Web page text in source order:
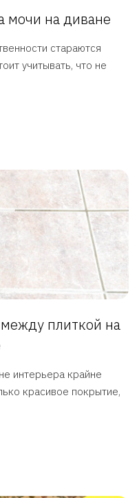
мочи на диване
стараются
учитывать, что не
плиткой на
интерьера крайне
красивое покрытие,